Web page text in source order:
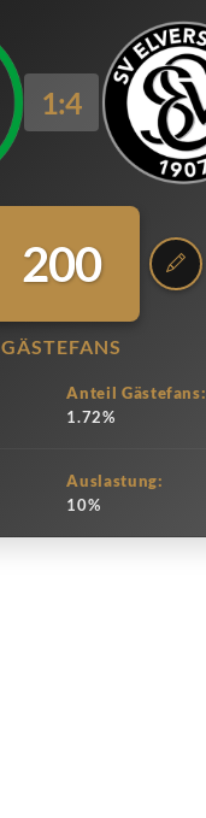
1:4
200
GÄSTEFANS
Anteil Gästefans:
1.72%
Auslastung:
10%